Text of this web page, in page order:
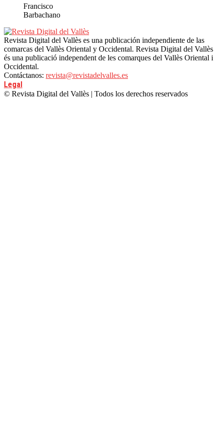
Francisco
Barbachano
Revista Digital del Vallès es una publicación independiente de las
comarcas del Vallès Oriental y Occidental. Revista Digital del Vallès
és una publicació independent de les comarques del Vallès Oriental i
Occidental.
Contáctanos: revista@revistadelvalles.es
Legal
© Revista Digital del Vallès | Todos los derechos reservados